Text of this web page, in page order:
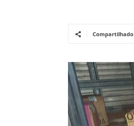
Compartilhado